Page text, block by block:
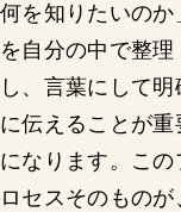
何を知りたいのか
を自分の中で整理
し、言葉にして明
に伝えることが重
になります。この
ロセスそのものが